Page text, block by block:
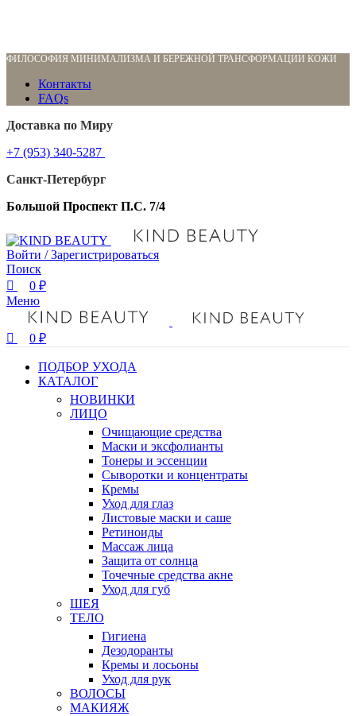
ФИЛОСОФИЯ МИНИМАЛИЗМА И БЕРЕЖНОЙ ТРАНСФОРМАЦИИ КОЖИ
Контакты
FAQs
Доставка по Миру
+7 (953) 340-5287
Санкт-Петербург
Большой Проспект П.С. 7/4
Войти / Зарегистрироваться
Поиск
0 ₽
Меню
0 ₽
ПОДБОР УХОДА
КАТАЛОГ
НОВИНКИ
ЛИЦО
Очищающие средства
Маски и эксфолианты
Тонеры и эссенции
Сыворотки и концентраты
Кремы
Уход для глаз
Листовые маски и саше
Ретиноиды
Массаж лица
Защита от солнца
Точечные средства акне
Уход для губ
ШЕЯ
ТЕЛО
Гигиена
Дезодоранты
Кремы и лосьоны
Уход для рук
ВОЛОСЫ
МАКИЯЖ